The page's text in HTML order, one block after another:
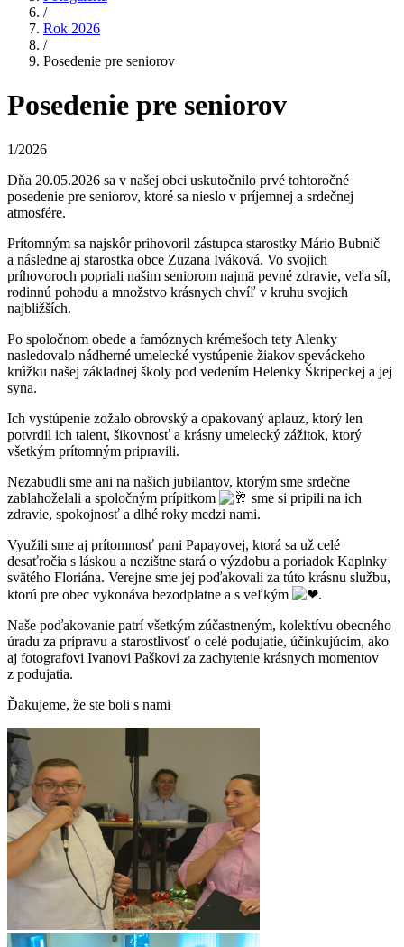
/
Rok 2026
/
Posedenie pre seniorov
Posedenie pre seniorov
1/2026
Dňa 20.05.2026 sa v našej obci uskutočnilo prvé tohtoročné
posedenie pre seniorov, ktoré sa nieslo v príjemnej a srdečnej
atmosfére.
Prítomným sa najskôr prihovoril zástupca starostky Mário Bubnič
a následne aj starostka obce Zuzana Iváková. Vo svojich
príhovoroch popriali našim seniorom najmä pevné zdravie, veľa síl,
rodinnú pohodu a množstvo krásnych chvíľ v kruhu svojich
najbližších.
Po spoločnom obede a famóznych krémešoch tety Alenky
nasledovalo nádherné umelecké vystúpenie žiakov speváckeho
krúžku našej základnej školy pod vedením Helenky Škripeckej a jej
syna.
Ich vystúpenie zožalo obrovský a opakovaný aplauz, ktorý len
potvrdil ich talent, šikovnosť a krásny umelecký zážitok, ktorý
všetkým prítomným pripravili.
Nezabudli sme ani na našich jubilantov, ktorým sme srdečne
zablahoželali a spoločným prípitkom
sme si pripili na ich
zdravie, spokojnosť a dlhé roky medzi nami.
Využili sme aj prítomnosť pani Papayovej, ktorá sa už celé
desaťročia s láskou a nezištne stará o výzdobu a poriadok Kaplnky
svätého Floriána. Verejne sme jej poďakovali za túto krásnu službu,
ktorú pre obec vykonáva bezodplatne a s veľkým
.
Naše poďakovanie patrí všetkým zúčastneným, kolektívu obecného
úradu za prípravu a starostlivosť o celé podujatie, účinkujúcim, ako
aj fotografovi Ivanovi Paškovi za zachytenie krásnych momentov
z podujatia.
Ďakujeme, že ste boli s nami